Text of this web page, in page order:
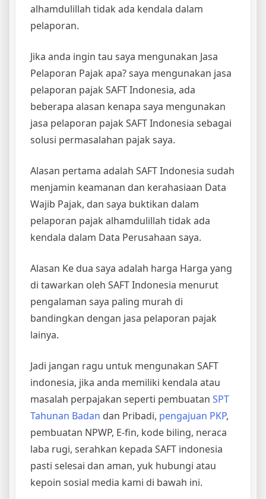
alhamdulillah tidak ada kendala dalam
pelaporan.
Jika anda ingin tau saya mengunakan Jasa
Pelaporan Pajak apa? saya mengunakan jasa
pelaporan pajak SAFT Indonesia, ada
beberapa alasan kenapa saya mengunakan
jasa pelaporan pajak SAFT Indonesia sebagai
solusi permasalahan pajak saya.
Alasan pertama adalah SAFT Indonesia sudah
menjamin keamanan dan kerahasiaan Data
Wajib Pajak, dan saya buktikan dalam
pelaporan pajak alhamdulillah tidak ada
kendala dalam Data Perusahaan saya.
Alasan Ke dua saya adalah harga Harga yang
di tawarkan oleh SAFT Indonesia menurut
pengalaman saya paling murah di
bandingkan dengan jasa pelaporan pajak
lainya.
Jadi jangan ragu untuk mengunakan SAFT
indonesia, jika anda memiliki kendala atau
masalah perpajakan seperti pembuatan SPT
Tahunan Badan dan Pribadi, pengajuan PKP,
pembuatan NPWP, E-fin, kode biling, neraca
laba rugi, serahkan kepada SAFT indonesia
pasti selesai dan aman, yuk hubungi atau
kepoin sosial media kami di bawah ini.